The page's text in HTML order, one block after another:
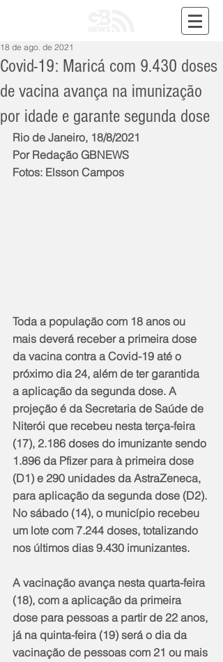
Covid-19: Maricá com 9.430 doses
de vacina avança na imunização
por idade e garante segunda dose
18 de ago. de 2021
Rio de Janeiro, 18/8/2021
Por Redação GBNEWS
Fotos: Elsson Campos
Toda a população com 18 anos ou
mais deverá receber a primeira dose
da vacina contra a Covid-19 até o
próximo dia 24, além de ter garantida
a aplicação da segunda dose. A
projeção é da Secretaria de Saúde de
Niterói que recebeu nesta terça-feira
(17), 2.186 doses do imunizante sendo
1.896 da Pfizer para à primeira dose
(D1) e 290 unidades da AstraZeneca,
para aplicação da segunda dose (D2).
No sábado (14), o município recebeu
um lote com 7.244 doses, totalizando
nos últimos dias 9.430 imunizantes.
A vacinação avança nesta quarta-feira
(18), com a aplicação da primeira
dose para pessoas a partir de 22 anos,
já na quinta-feira (19) será o dia da
vacinação de pessoas com 21 ou mais